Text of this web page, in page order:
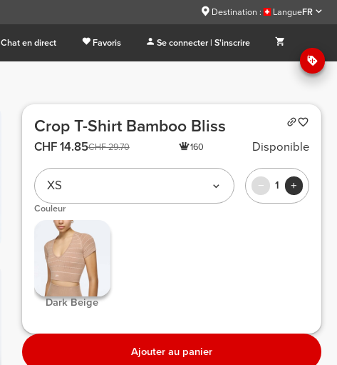
Destination : LangueFR
Chat en direct Favoris Se connecter | S'inscrire
Crop T-Shirt Bamboo Bliss
CHF 29.70
CHF 14.85 160 Disponible
XS 1
Couleur
Dark Beige
Ajouter au panier